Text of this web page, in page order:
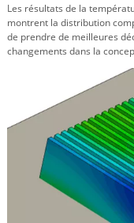
Les résultats de la
montrent la distribution
de prendre de meilleures
changements dans la